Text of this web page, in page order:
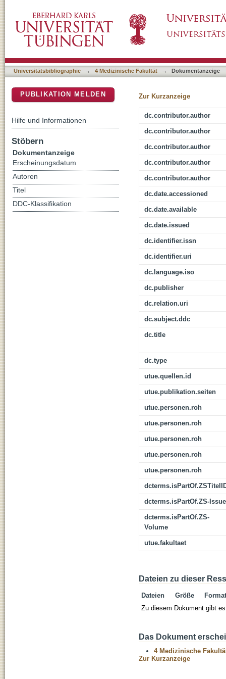
Universitätsbibliographie → 4 Medizinische Fakultät → Dokumentanzeige
Zur Kurzanzeige
dc.contributor.author
dc.contributor.author
dc.contributor.author
dc.contributor.author
dc.contributor.author
dc.date.accessioned
dc.date.available
dc.date.issued
dc.identifier.issn
dc.identifier.uri
dc.language.iso
dc.publisher
dc.relation.uri
dc.subject.ddc
dc.title
dc.type
utue.quellen.id
utue.publikation.seiten
utue.personen.roh
utue.personen.roh
utue.personen.roh
utue.personen.roh
utue.personen.roh
dcterms.isPartOf.ZS-Issue
dcterms.isPartOf.ZS-
Volume
utue.fakultaet
Dateien zu dieser
Dateien Größe
Format
Zu diesem Dokument gibt
Das Dokument
4 Medizinische
Zur Kurzanzeige
PUBLIKATION MELDEN
Hilfe und Informationen
Stöbern
Dokumentanzeige
Erscheinungsdatum
Autoren
Titel
DDC-Klassifikation